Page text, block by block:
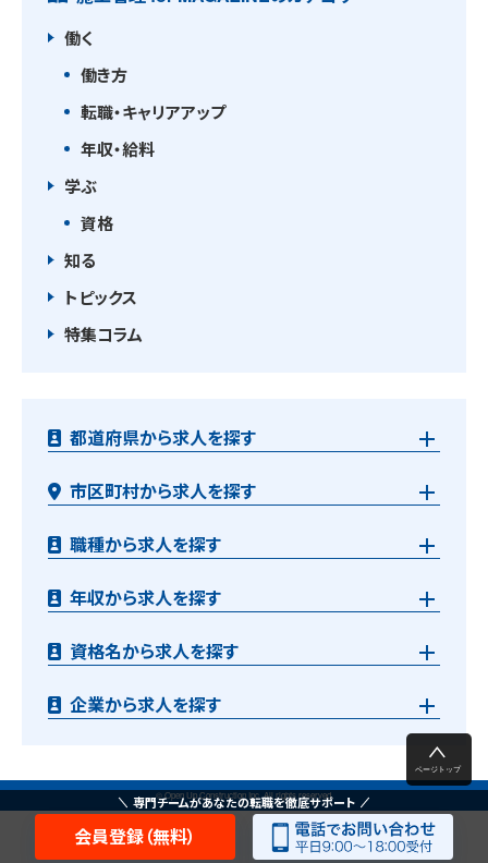
働く
働き方
転職・キャリアアップ
年収・給料
学ぶ
資格
知る
トピックス
特集コラム
都道府県から求人を探す
市区町村から求人を探す
職種から求人を探す
年収から求人を探す
資格名から求人を探す
企業から求人を探す
© Open Up Construction Inc. All rights reserved.
専門チームがあなたの転職を徹底サポート
会員登録（無料）